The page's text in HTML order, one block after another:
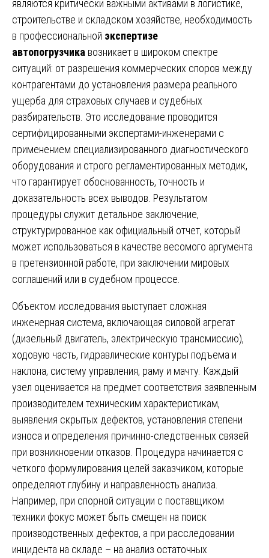
являются критически важными активами в логистике,
строительстве и складском хозяйстве, необходимость
в профессиональной экспертизе
автопогрузчика возникает в широком спектре
ситуаций: от разрешения коммерческих споров между
контрагентами до установления размера реального
ущерба для страховых случаев и судебных
разбирательств. Это исследование проводится
сертифицированными экспертами-инженерами с
применением специализированного диагностического
оборудования и строго регламентированных методик,
что гарантирует обоснованность, точность и
доказательность всех выводов. Результатом
процедуры служит детальное заключение,
структурированное как официальный отчет, который
может использоваться в качестве весомого аргумента
в претензионной работе, при заключении мировых
соглашений или в судебном процессе.
Объектом исследования выступает сложная
инженерная система, включающая силовой агрегат
(дизельный двигатель, электрическую трансмиссию),
ходовую часть, гидравлические контуры подъема и
наклона, систему управления, раму и мачту. Каждый
узел оценивается на предмет соответствия заявленным
производителем техническим характеристикам,
выявления скрытых дефектов, установления степени
износа и определения причинно-следственных связей
при возникновении отказов. Процедура начинается с
четкого формулирования целей заказчиком, которые
определяют глубину и направленность анализа.
Например, при спорной ситуации с поставщиком
техники фокус может быть смещен на поиск
производственных дефектов, а при расследовании
инцидента на складе – на анализ остаточных